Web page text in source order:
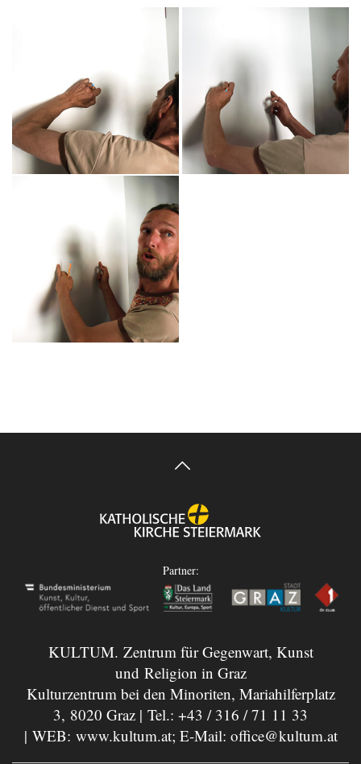
Partner:
KULTUM. Zentrum für Gegenwart, Kunst
und Religion in Graz
Kulturzentrum bei den Minoriten, Mariahilferplatz
3, 8020 Graz | Tel.: +43 / 316 / 71 11 33
| WEB: www.kultum.at; E-Mail: office@kultum.at